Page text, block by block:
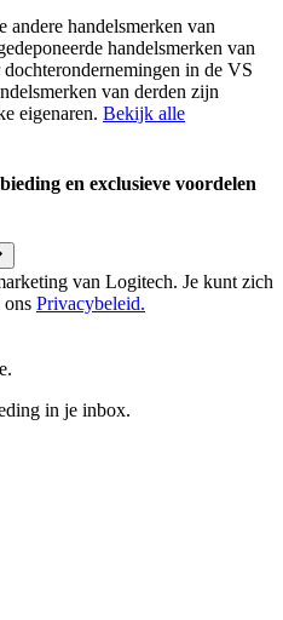
handelsmerken van
handelsmerken van
in de VS
van derden zijn
eigenaren. Bekijk alle
en exclusieve voordelen
van Logitech. Je kunt zich
Privacybeleid.
in je inbox.